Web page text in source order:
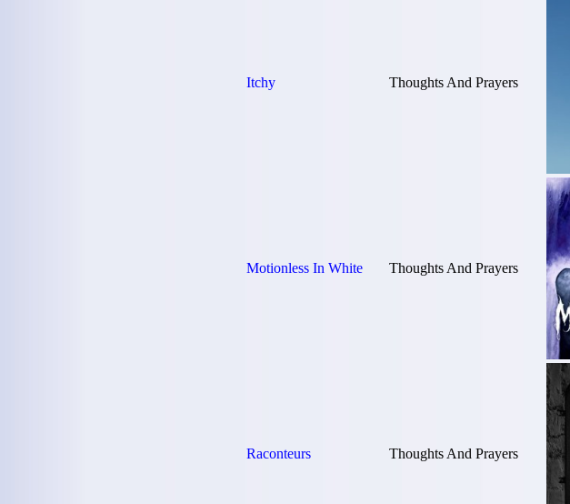
Itchy Thoughts And Prayers
Motionless In White Thoughts And Prayers
Raconteurs Thoughts And Prayers